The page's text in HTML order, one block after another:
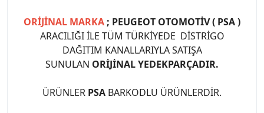
ORİJİNAL MARKA ; PEUGEOT OTOMOTİV ( PSA )
ARACILIĞI İLE TÜM TÜRKİYEDE DİSTRİGO
DAĞITIM KANALLARIYLA SATIŞA
SUNULAN ORİJİNAL YEDEKPARÇADIR.
ÜRÜNLER PSA BARKODLU ÜRÜNLERDİR.